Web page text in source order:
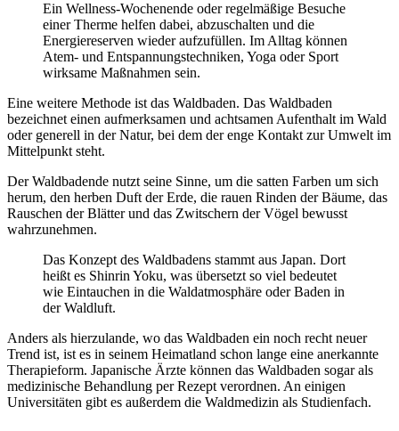
Ein Wellness-Wochenende oder regelmäßige Besuche
einer Therme helfen dabei, abzuschalten und die
Energiereserven wieder aufzufüllen. Im Alltag können
Atem- und Entspannungstechniken, Yoga oder Sport
wirksame Maßnahmen sein.
Eine weitere Methode ist das Waldbaden. Das Waldbaden
bezeichnet einen aufmerksamen und achtsamen Aufenthalt im Wald
oder generell in der Natur, bei dem der enge Kontakt zur Umwelt im
Mittelpunkt steht.
Der Waldbadende nutzt seine Sinne, um die satten Farben um sich
herum, den herben Duft der Erde, die rauen Rinden der Bäume, das
Rauschen der Blätter und das Zwitschern der Vögel bewusst
wahrzunehmen.
Das Konzept des Waldbadens stammt aus Japan. Dort
heißt es Shinrin Yoku, was übersetzt so viel bedeutet
wie Eintauchen in die Waldatmosphäre oder Baden in
der Waldluft.
Anders als hierzulande, wo das Waldbaden ein noch recht neuer
Trend ist, ist es in seinem Heimatland schon lange eine anerkannte
Therapieform. Japanische Ärzte können das Waldbaden sogar als
medizinische Behandlung per Rezept verordnen. An einigen
Universitäten gibt es außerdem die Waldmedizin als Studienfach.